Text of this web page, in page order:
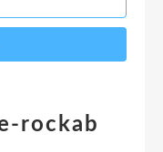
rockab